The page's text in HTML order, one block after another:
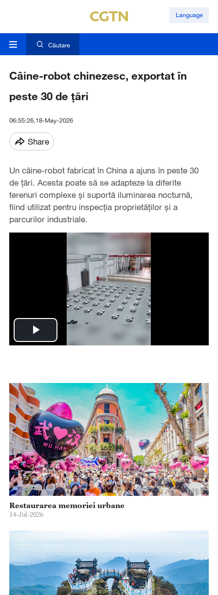
Language
Căutare
Câine-robot chinezesc, exportat în
peste 30 de țări
06:55:26,18-May-2026
Share
Un câine-robot fabricat în China a ajuns în peste 30
de țări. Acesta poate să se adapteze la diferite
terenuri complexe și suportă iluminarea nocturnă,
fiind utilizat pentru inspecția proprietăților și a
parcurilor industriale.
Play
Restaurarea memoriei urbane
14-Jul-2026